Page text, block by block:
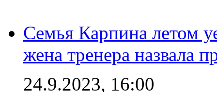
Семья Карпина летом
жена тренера назвала
24.9.2023, 16:00